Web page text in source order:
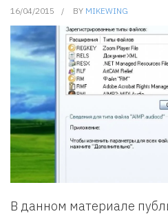
16/04/2015 BY MIKEWING
В данном материале